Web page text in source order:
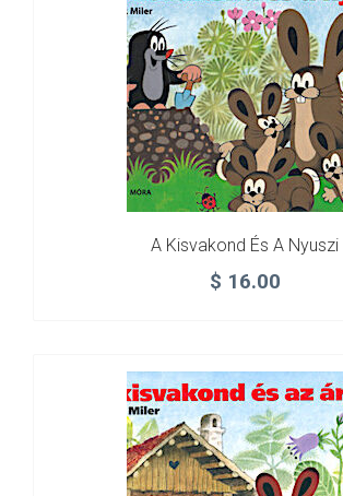
A Kisvakond És A Nyuszi
$ 16.00